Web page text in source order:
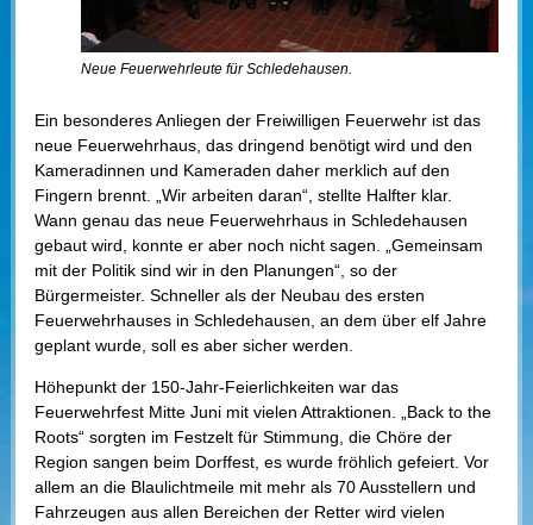
Neue Feuerwehrleute für Schledehausen.
Ein besonderes Anliegen der Freiwilligen Feuerwehr ist das
neue Feuerwehrhaus, das dringend benötigt wird und den
Kameradinnen und Kameraden daher merklich auf den
Fingern brennt. „Wir arbeiten daran“, stellte Halfter klar.
Wann genau das neue Feuerwehrhaus in Schledehausen
gebaut wird, konnte er aber noch nicht sagen. „Gemeinsam
mit der Politik sind wir in den Planungen“, so der
Bürgermeister. Schneller als der Neubau des ersten
Feuerwehrhauses in Schledehausen, an dem über elf Jahre
geplant wurde, soll es aber sicher werden.
Höhepunkt der 150-Jahr-Feierlichkeiten war das
Feuerwehrfest Mitte Juni mit vielen Attraktionen. „Back to the
Roots“ sorgten im Festzelt für Stimmung, die Chöre der
Region sangen beim Dorffest, es wurde fröhlich gefeiert. Vor
allem an die Blaulichtmeile mit mehr als 70 Ausstellern und
Fahrzeugen aus allen Bereichen der Retter wird vielen